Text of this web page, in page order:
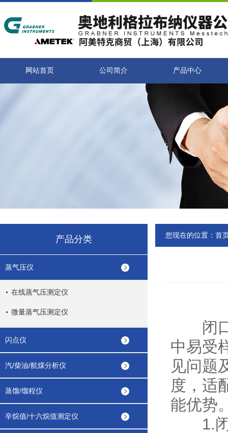
网站首页 公司简介 产品中心
产品分类
蒸气压仪
在线蒸气压测定仪
微量蒸气压测定仪
闪点仪
汽/柴油/航煤分析仪
蒸馏/馏程仪
辛烷值/十六烷值测定仪
您现在的位置： 首
闭口
中易受
见问题
度，适
能优势
1.闭